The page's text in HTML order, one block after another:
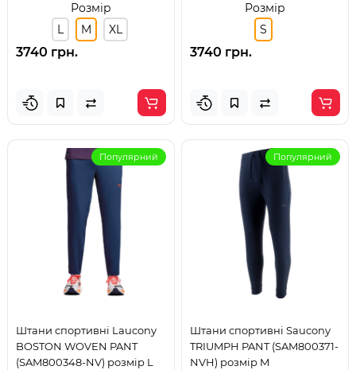
Розмір
L
M XL
3740 грн.
Розмір
S
3740 грн.
Популярний
Штани спортивні Laucony
BOSTON WOVEN PANT
(SAM800348-NV) розмір L
Популярний
Штани спортивні Saucony
TRIUMPH PANT (SAM800371-
NVH) розмір M